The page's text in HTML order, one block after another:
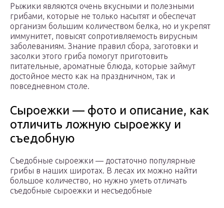
Рыжики являются очень вкусными и полезными
грибами, которые не только насытят и обеспечат
организм большим количеством белка, но и укрепят
иммунитет, повысят сопротивляемость вирусным
заболеваниям. Знание правил сбора, заготовки и
засолки этого гриба помогут приготовить
питательные, ароматные блюда, которые займут
достойное место как на праздничном, так и
повседневном столе.
Сыроежки — фото и описание, как
отличить ложную сыроежку и
съедобную
Съедобные сыроежки — достаточно популярные
грибы в наших широтах. В лесах их можно найти
большое количество, но нужно уметь отличать
съедобные сыроежки и несъедобные